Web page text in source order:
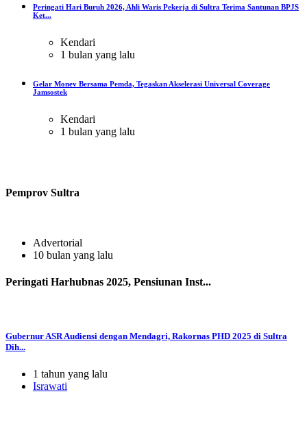
Peringati Hari Buruh 2026, Ahli Waris Pekerja di Sultra Terima Santunan BPJS
Ket...
Kendari
1 bulan yang lalu
Gelar Monev Bersama Pemda, Tegaskan Akselerasi Universal Coverage
Jamsostek
Kendari
1 bulan yang lalu
Pemprov Sultra
Advertorial
10 bulan yang lalu
Peringati Harhubnas 2025, Pensiunan Inst...
Gubernur ASR Audiensi dengan Mendagri, Rakornas PHD 2025 di Sultra
Dih...
1 tahun yang lalu
Israwati